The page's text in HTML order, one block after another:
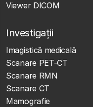
Viewer DICOM
Investigații
Imagistică medicală
Scanare PET-CT
Scanare RMN
Scanare CT
Mamografie